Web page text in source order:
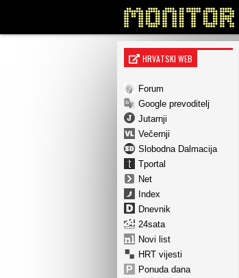
HRVATSKI WEB
Forum
Google prevoditelj
Jutarnji
Večernji
Slobodna Dalmacija
Tportal
Net
Index
Dnevnik
24sata
Novi list
HRT vijesti
Ponuda dana